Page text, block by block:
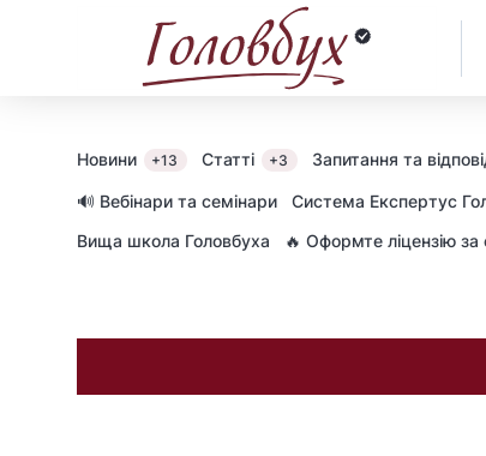
Новини +13 Статті +3 Запитання та
🔊 Вебінари та семінари Cистема Експертус
Вища школа Головбуха
🔥 Оформте ліцензію